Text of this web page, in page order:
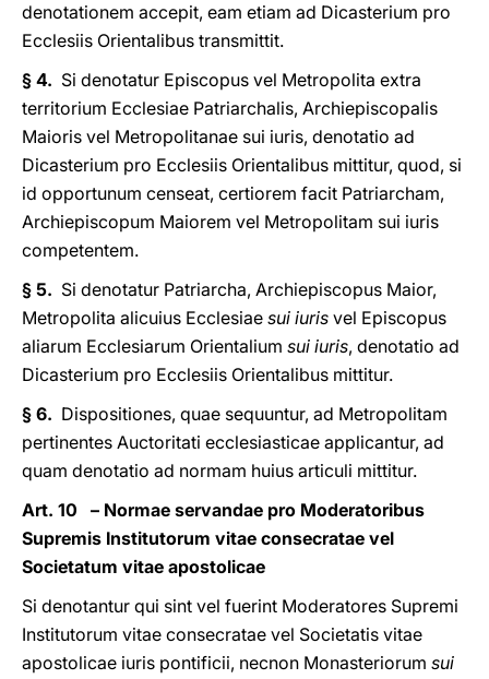
denotationem accepit, eam etiam ad Dicasterium pro
Ecclesiis Orientalibus transmittit.
§ 4. Si denotatur Episcopus vel Metropolita extra
territorium Ecclesiae Patriarchalis, Archiepiscopalis
Maioris vel Metropolitanae sui iuris, denotatio ad
Dicasterium pro Ecclesiis Orientalibus mittitur, quod, si
id opportunum censeat, certiorem facit Patriarcham,
Archiepiscopum Maiorem vel Metropolitam sui iuris
competentem.
§ 5. Si denotatur Patriarcha, Archiepiscopus Maior,
Metropolita alicuius Ecclesiae sui iuris vel Episcopus
aliarum Ecclesiarum Orientalium sui iuris, denotatio ad
Dicasterium pro Ecclesiis Orientalibus mittitur.
§ 6. Dispositiones, quae sequuntur, ad Metropolitam
pertinentes Auctoritati ecclesiasticae applicantur, ad
quam denotatio ad normam huius articuli mittitur.
Art. 10 – Normae servandae pro Moderatoribus
Supremis Institutorum vitae consecratae vel
Societatum vitae apostolicae
Si denotantur qui sint vel fuerint Moderatores Supremi
Institutorum vitae consecratae vel Societatis vitae
apostolicae iuris pontificii, necnon Monasteriorum sui